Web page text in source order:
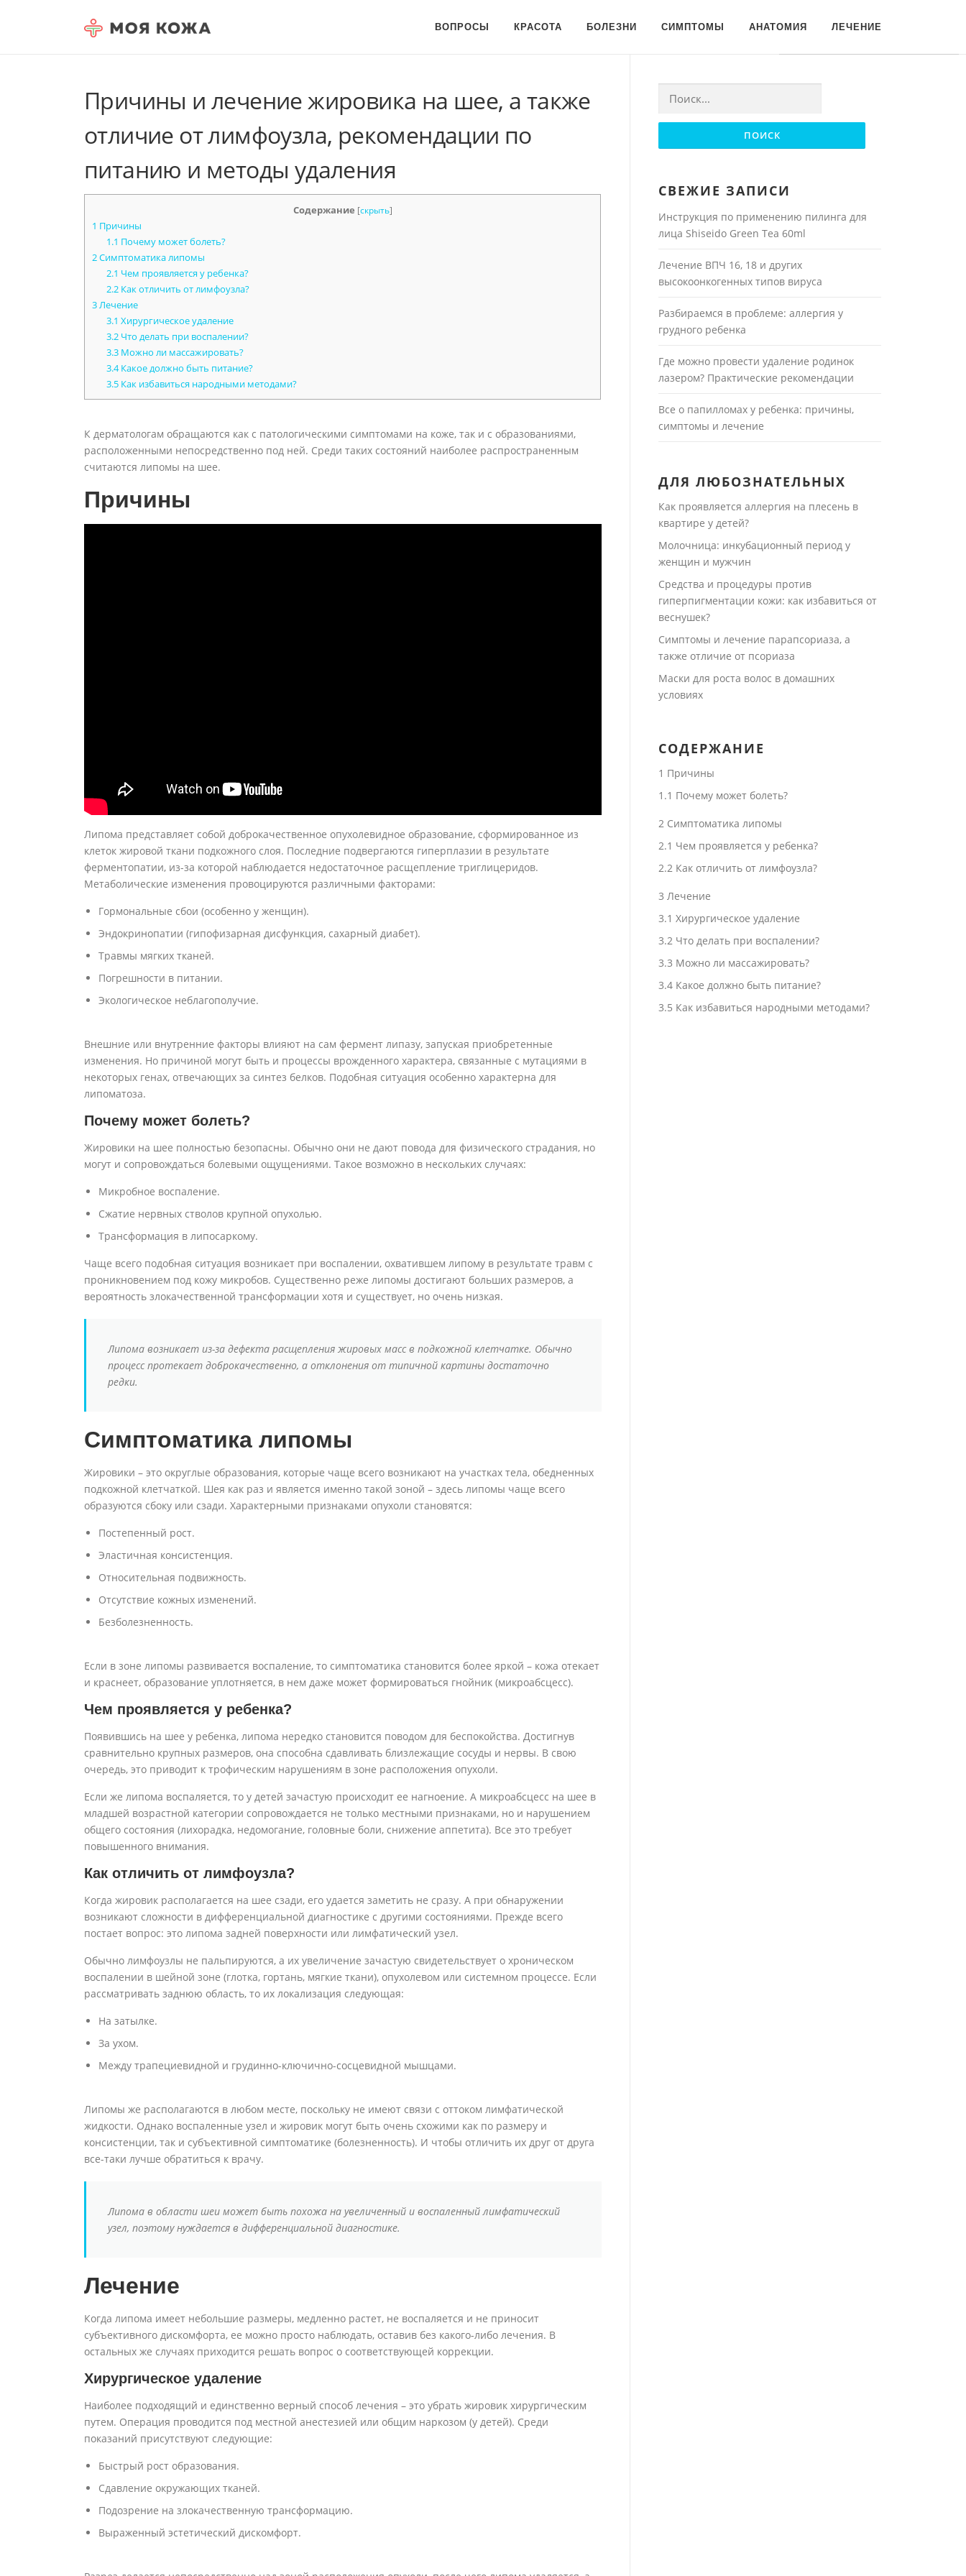
ВОПРОСЫ КРАСОТА БОЛЕЗНИ СИМПТОМЫ АНАТОМИЯ ЛЕЧЕНИЕ
Причины и лечение жировика на шее, а также
отличие от лимфоузла, рекомендации по
питанию и методы удаления
Содержание [скрыть]
1 Причины
1.1 Почему может болеть?
2Симптоматика липомы
2.1 Чем проявляется у ребенка?
2.2Как отличить от лимфоузла?
3Лечение
3.1 Хирургическое удаление
3.2Что делать при воспалении?
3.3Можно ли массажировать?
3.4Какое должно быть питание?
3.5Как избавиться народными методами?
К дерматологам обращаются как с патологическими симптомами на коже, так и с образованиями,
расположенными непосредственно под ней. Среди таких состояний наиболее распространенным
считаются липомы на шее.
Причины
Липома представляет собой доброкачественное опухолевидное образование, сформированное из
клеток жировой ткани подкожного слоя. Последние подвергаются гиперплазии в результате
ферментопатии, из-за которой наблюдается недостаточное расщепление триглицеридов.
Метаболические изменения провоцируются различными факторами:
Гормональные сбои (особенно у женщин).
Эндокринопатии (гипофизарная дисфункция, сахарный диабет).
Травмы мягких тканей.
Погрешности в питании.
Экологическое неблагополучие.
Внешние или внутренние факторы влияют на сам фермент липазу, запуская приобретенные
изменения. Но причиной могут быть и процессы врожденного характера, связанные с мутациями в
некоторых генах, отвечающих за синтез белков. Подобная ситуация особенно характерна для
липоматоза.
Почему может болеть?
Жировики на шее полностью безопасны. Обычно они не дают повода для физического страдания, но
могут и сопровождаться болевыми ощущениями. Такое возможно в нескольких случаях:
Микробное воспаление.
Сжатие нервных стволов крупной опухолью.
Трансформация в липосаркому.
Чаще всего подобная ситуация возникает при воспалении, охватившем липому в результате травм с
проникновением под кожу микробов. Существенно реже липомы достигают больших размеров, а
вероятность злокачественной трансформации хотя и существует, но очень низкая.
Липома возникает из-за дефекта расщепления жировых масс в подкожной клетчатке. Обычно
процесс протекает доброкачественно, а отклонения от типичной картины достаточно
редки.
Симптоматика липомы
Жировики – это округлые образования, которые чаще всего возникают на участках тела, обедненных
подкожной клетчаткой. Шея как раз и является именно такой зоной – здесь липомы чаще всего
образуются сбоку или сзади. Характерными признаками опухоли становятся:
Постепенный рост.
Эластичная консистенция.
Относительная подвижность.
Отсутствие кожных изменений.
Безболезненность.
Если в зоне липомы развивается воспаление, то симптоматика становится более яркой – кожа отекает
и краснеет, образование уплотняется, в нем даже может формироваться гнойник (микроабсцесс).
Чем проявляется у ребенка?
Появившись на шее у ребенка, липома нередко становится поводом для беспокойства. Достигнув
сравнительно крупных размеров, она способна сдавливать близлежащие сосуды и нервы. В свою
очередь, это приводит к трофическим нарушениям в зоне расположения опухоли.
Если же липома воспаляется, то у детей зачастую происходит ее нагноение. А микроабсцесс на шее в
младшей возрастной категории сопровождается не только местными признаками, но и нарушением
общего состояния (лихорадка, недомогание, головные боли, снижение аппетита). Все это требует
повышенного внимания.
Как отличить от лимфоузла?
Когда жировик располагается на шее сзади, его удается заметить не сразу. А при обнаружении
возникают сложности в дифференциальной диагностике с другими состояниями. Прежде всего
постает вопрос: это липома задней поверхности или лимфатический узел.
Обычно лимфоузлы не пальпируются, а их увеличение зачастую свидетельствует о хроническом
воспалении в шейной зоне (глотка, гортань, мягкие ткани), опухолевом или системном процессе. Если
рассматривать заднюю область, то их локализация следующая:
На затылке.
За ухом.
Между трапециевидной и грудинно-ключично-сосцевидной мышцами.
Липомы же располагаются в любом месте, поскольку не имеют связи с оттоком лимфатической
жидкости. Однако воспаленные узел и жировик могут быть очень схожими как по размеру и
консистенции, так и субъективной симптоматике (болезненность). И чтобы отличить их друг от друга
все-таки лучше обратиться к врачу.
Липома в области шеи может быть похожа на увеличенный и воспаленный лимфатический
узел, поэтому нуждается в дифференциальной диагностике.
Лечение
Когда липома имеет небольшие размеры, медленно растет, не воспаляется и не приносит
субъективного дискомфорта, ее можно просто наблюдать, оставив без какого-либо лечения. В
остальных же случаях приходится решать вопрос о соответствующей коррекции.
Хирургическое удаление
Наиболее подходящий и единственно верный способ лечения – это убрать жировик хирургическим
путем. Операция проводится под местной анестезией или общим наркозом (у детей). Среди
показаний присутствуют следующие:
Быстрый рост образования.
Сдавление окружающих тканей.
Подозрение на злокачественную трансформацию.
Выраженный эстетический дискомфорт.
Найти:
СВЕЖИЕ ЗАПИСИ
Инструкция по применению пилинга для
лица Shiseido Green Tea 60ml
Лечение ВПЧ 16, 18 и других
высокоонкогенных типов вируса
Разбираемся в проблеме: аллергия у
грудного ребенка
Где можно провести удаление родинок
лазером? Практические рекомендации
Все о папилломах у ребенка: причины,
симптомы и лечение
ДЛЯ ЛЮБОЗНАТЕЛЬНЫХ
Как проявляется аллергия на плесень в
квартире у детей?
Молочница: инкубационный период у
женщин и мужчин
Средства и процедуры против
гиперпигментации кожи: как избавиться от
веснушек?
Симптомы и лечение парапсориаза, а
также отличие от псориаза
Маски для роста волос в домашних
условиях
СОДЕРЖАНИЕ
1 Причины
1.1 Почему может болеть?
2Симптоматика липомы
2.1 Чем проявляется у ребенка?
2.2Как отличить от лимфоузла?
3 Лечение
3.1 Хирургическое удаление
3.2Что делать при воспалении?
3.3 Можно ли массажировать?
3.4Какое должно быть питание?
3.5 Как избавиться народными методами?
Для любых предложений по